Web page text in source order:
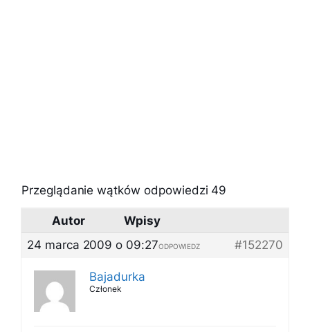
Przeglądanie wątków odpowiedzi 49
Autor
Wpisy
24 marca 2009 o 09:27
#152270
ODPOWIEDZ
Bajadurka
Członek